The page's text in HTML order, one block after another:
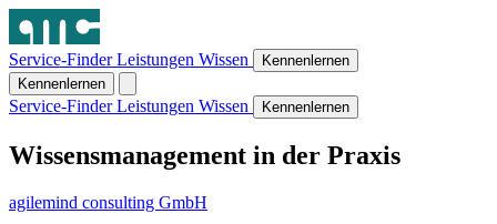
Service-FinderLeistungen Wissen
Kennenlernen
Kennenlernen
Service-FinderLeistungen Wissen Kennenlernen
Wissensmanagement in der Praxis
agilemind consulting GmbH